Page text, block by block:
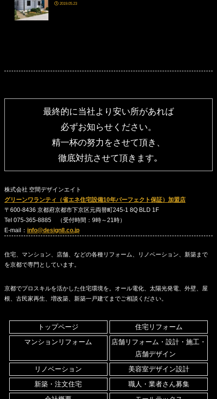
2019.05.23
最終的に当社より安い所があれば
必ずお知らせください。
精一杯の努力をさせて頂き、
徹底対抗させて頂きます｡
株式会社 空間デザインエイト
グリーンワランティ（省エネ住宅設備10年パーフェクト保証）加盟店
〒600-8436 京都府京都市下京区元両替町245-1 8Q BLD 1F
Tel 075-365-8885 （受付時間：9時～21時）
E-mail： info@design8.co.jp
住宅、マンション、店舗、などの各種リフォーム、リノベーション、新築まで
を京都で専門としています。
京都でプロスキルを活かした住宅環境を。オール電化、太陽光発電、外壁、屋
根、古民家再生、増改築、新築一戸建てまでご相談ください。
トップページ
住宅リフォーム
マンションリフォーム
店舗リフォーム・設計・施工・
店舗デザイン
リノベーション
美容室デザイン設計
新築・注文住宅
職人・業者さん募集